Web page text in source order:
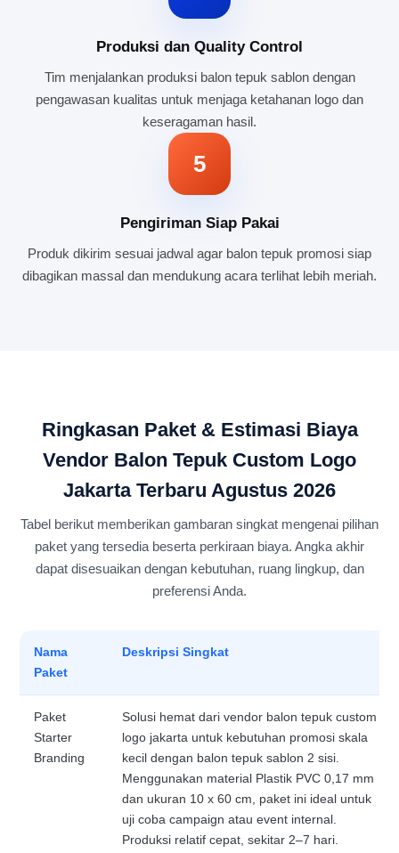
Produksi dan Quality Control
Tim menjalankan produksi balon tepuk sablon dengan
pengawasan kualitas untuk menjaga ketahanan logo dan
keseragaman hasil.
5
Pengiriman Siap Pakai
Produk dikirim sesuai jadwal agar balon tepuk promosi siap
dibagikan massal dan mendukung acara terlihat lebih meriah.
Ringkasan Paket & Estimasi Biaya
Vendor Balon Tepuk Custom Logo
Jakarta Terbaru Agustus 2026
Tabel berikut memberikan gambaran singkat mengenai pilihan
paket yang tersedia beserta perkiraan biaya. Angka akhir
dapat disesuaikan dengan kebutuhan, ruang lingkup, dan
preferensi Anda.
Nama
Paket
Deskripsi Singkat
Paket
Starter
Branding
Solusi hemat dari vendor balon tepuk custom
logo jakarta untuk kebutuhan promosi skala
kecil dengan balon tepuk sablon 2 sisi.
Menggunakan material Plastik PVC 0,17 mm
dan ukuran 10 x 60 cm, paket ini ideal untuk
uji coba campaign atau event internal.
Produksi relatif cepat, sekitar 2–7 hari.